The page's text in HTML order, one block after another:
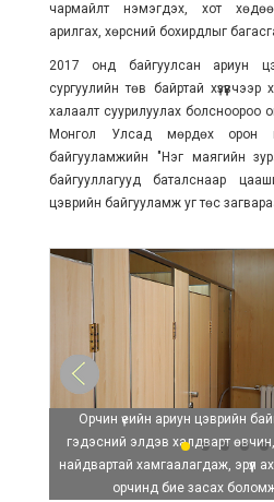
чармайлт нэмэгдэх, хот
арилгах, хөрсний бохирдлыг
2017 онд байгуулсан ариун
сургуулийн төв байртай
халаалт суурилуулах болсноороо
Монгол Улсад мөрдөх орон
байгууламжийн "Нэг маягийн
байгууллагууд баталснаар
цэврийн байгууламж уг төс
Орчин үеийн ариун цэврийн
гэдэсний элдэв халдварт
найдвартай хамгаалагдаж, эрүүл
орчинд бие засах